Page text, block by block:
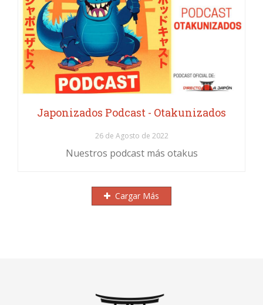
Japonizados Podcast - Otakunizados
26 de Agosto de 2022
Nuestros podcast más otakus
Cargar Más